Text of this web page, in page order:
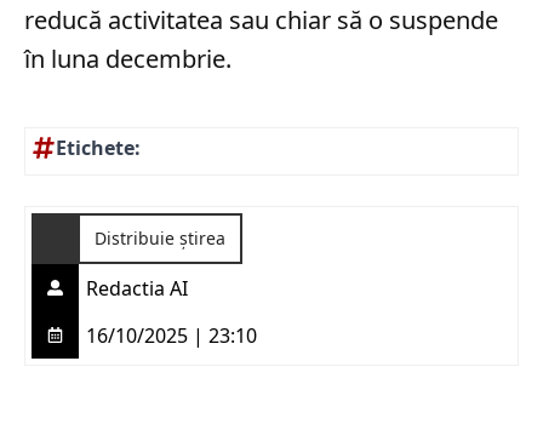
reducă activitatea sau chiar să o suspende
în luna decembrie.
Etichete:
Distribuie știrea
Redactia AI
16/10/2025 | 23:10